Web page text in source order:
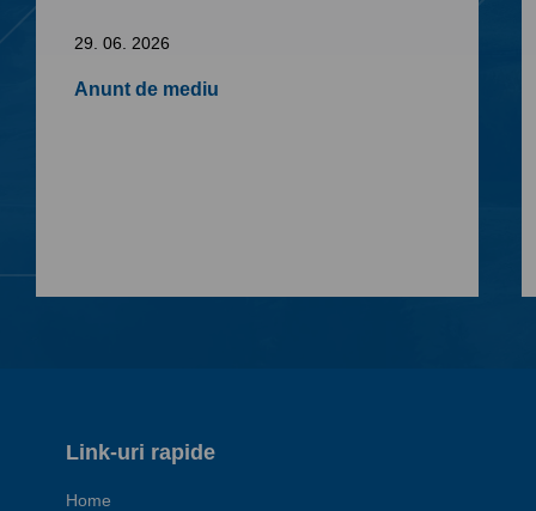
29. 06. 2026
Anunt de mediu
Link-uri rapide
Home